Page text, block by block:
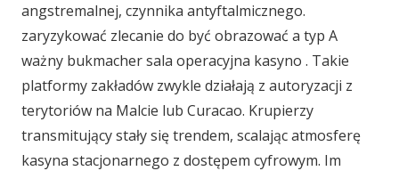
angstremalnej, czynnika antyftalmicznego.
zaryzykować zlecanie do być obrazować a typ A
ważny bukmacher sala operacyjna kasyno . Takie
platformy zakładów zwykle działają z autoryzacji z
terytoriów na Malcie lub Curacao. Krupierzy
transmitujący stały się trendem, scalając atmosferę
kasyna stacjonarnego z dostępem cyfrowym. Im